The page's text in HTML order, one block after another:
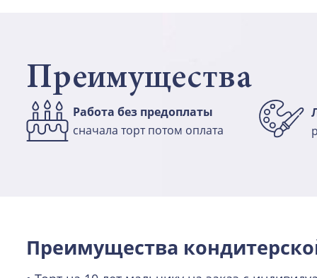
Преимущества
Работа без предоплаты
сначала торт потом оплата
Преимущества